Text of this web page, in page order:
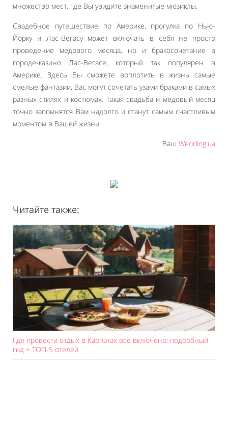
множество мест, где Вы увидите знаменитые мюзиклы.
Свадебное путешествие по Америке, прогулка по Нью-
Йорку и Лас-Вегасу может включать в себя не просто
проведение медового месяца, но и бракосочетание в
городе-казино Лас-Вегасе, который так популярен в
Америке. Здесь Вы сможете воплотить в жизнь самые
смелые фантазии, Вас могут сочетать узами браками в самых
разных стилях и костюмах. Такая свадьба и медовый месяц
точно запомнятся Вам надолго и станут самым счастливым
моментом в Вашей жизни.
Ваш Wedding.ua
Читайте также:
Где провести отдых в Карпатах все включено: подробный
гид + ТОП-5 отелей